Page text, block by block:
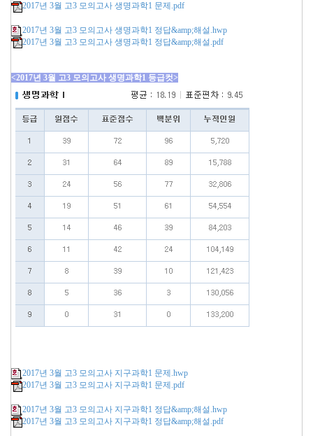
2017년 3월 고3 모의고사 생명과학1 문제.pdf
2017년 3월 고3 모의고사 생명과학1 정답&amp;해설.hwp
2017년 3월 고3 모의고사 생명과학1 정답&amp;해설.pdf
<2017년 3월 고3 모의고사 생명과학1 등급컷>
2017년 3월 고3 모의고사 지구과학1 문제.hwp
2017년 3월 고3 모의고사 지구과학1 문제.pdf
2017년 3월 고3 모의고사 지구과학1 정답&amp;해설.hwp
2017년 3월 고3 모의고사 지구과학1 정답&amp;해설.pdf